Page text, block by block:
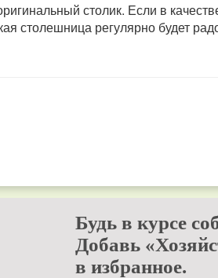
столик. Если в
столешница регулярно будет
Будь в курсе
Добавь
в избранное.